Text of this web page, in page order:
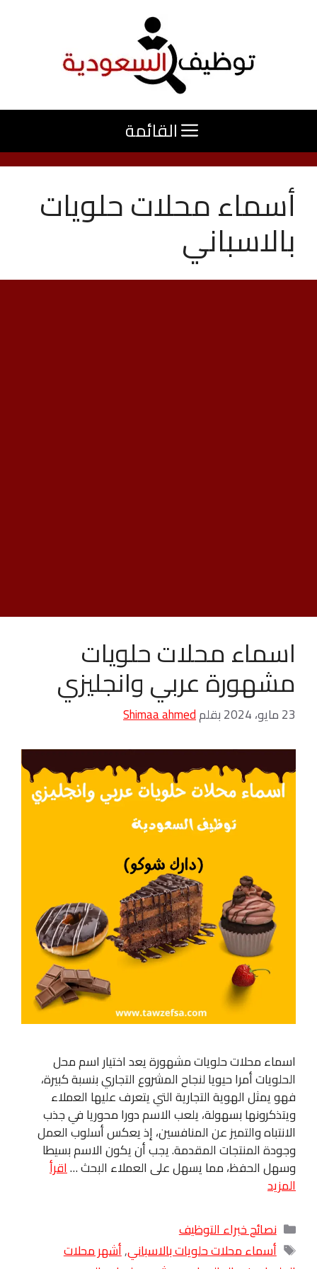
القائمة
أسماء محلات حلويات
بالاسباني
اسماء محلات حلويات
مشهورة عربي وانجليزي
23 مايو، 2024 بقلمShimaa ahmed
اسماء محلات حلويات مشهورة يعد اختيار اسم محل
الحلويات أمرا حيويا لنجاح المشروع التجاري بنسبة كبيرة،
فهو يمثل الهوية التجارية التي يتعرف عليها العملاء
ويتذكرونها بسهولة، يلعب الاسم دورا محوريا في جذب
الانتباه والتميز عن المنافسين، إذ يعكس أسلوب العمل
وجودة المنتجات المقدمة. يجب أن يكون الاسم بسيطا
وسهل الحفظ، مما يسهل على العملاء البحث …اقرأ
المزيد
التصنيفات
نصائح خبراء التوظيف
الوسوم
أسماء محلات حلويات بالاسباني,أشهر محلات